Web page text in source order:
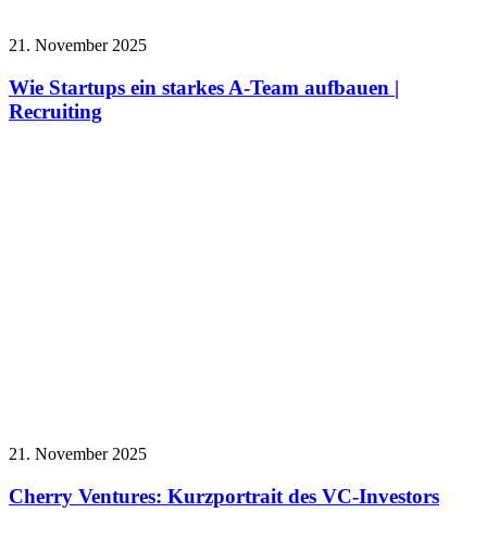
21. November 2025
Wie Startups ein starkes A-Team aufbauen |
Recruiting
21. November 2025
Cherry Ventures: Kurzportrait des VC-Investors